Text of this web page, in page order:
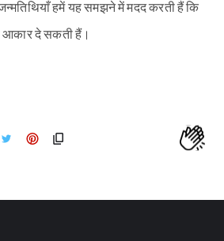
हमें यह समझने में मदद करती हैं कि
आकार दे सकती हैं।